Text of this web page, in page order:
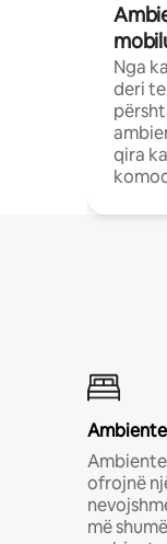
Nga
deri
qira
ofrojnë
më